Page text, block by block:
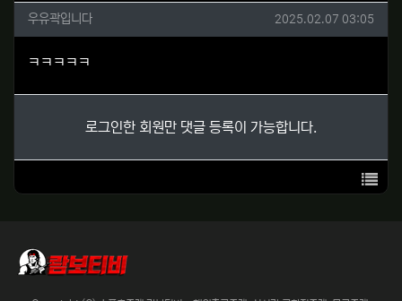
우유곽입니다님의 댓글
우유곽입니다 작성일
2025.02.07 03:05
ㅋㅋㅋㅋㅋ
로그인한 회원만 댓글 등록이 가능합니다.
목록